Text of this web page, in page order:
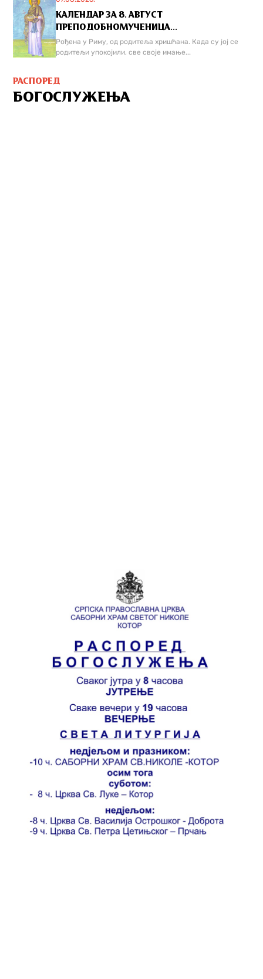
КАЛЕНДАР ЗА 8. АВГУСТ
ПРЕПОДОБНОМУЧЕНИЦА...
Рођена у Риму, од родитеља хришћана. Када су јој се
родитељи упокојили, све своје имање...
РАСПОРЕД
БОГОСЛУЖЕЊА